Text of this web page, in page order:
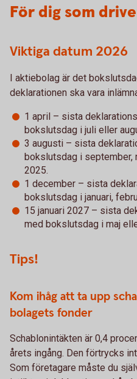
För dig som
Viktiga datum 2026
I aktiebolag är det
deklarationen ska vara
1 april – sista
bokslutsdag i juli eller
3 augusti – sista
bokslutsdag i september,
2025.
1 december – sista
bokslutsdag i januari,
15 januari 2027 – sista
med bokslutsdag i maj
Tips!
Kom ihåg att ta upp
bolagets fonder
Schablonintäkten är 0,4
årets ingång. Den förtrycks
Som företagare måste du